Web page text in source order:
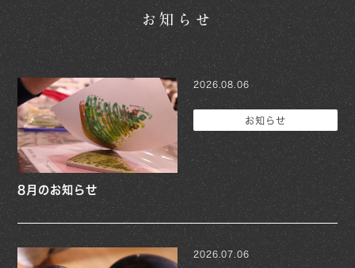
お知らせ
2026.08.06
お知らせ
8月のお知らせ
2026.07.06